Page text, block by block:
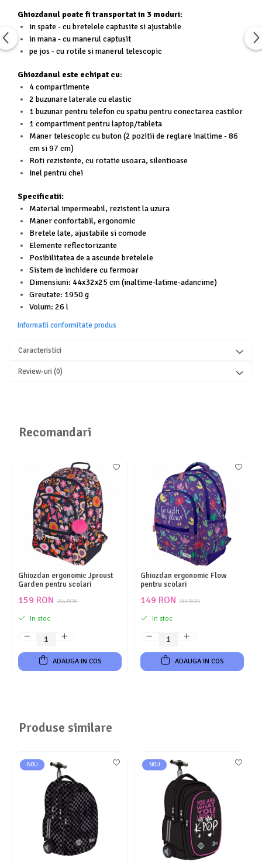
Ghiozdanul poate fi transportat in 3 moduri:
in spate - cu bretelele captusite si ajustabile
in mana - cu manerul captusit
pe jos - cu rotile si manerul telescopic
Ghiozdanul este echipat cu:
4 compartimente
2 buzunare laterale cu elastic
1 buzunar pentru telefon cu spatiu pentru conectarea castilor
1 compartiment pentru laptop/tableta
Maner telescopic cu buton (2 pozitii de reglare inaltime - 86
cm si 97 cm)
Roti rezistente, cu rotatie usoara, silentioase
Inel pentru chei
Specificatii:
Material impermeabil, rezistent la uzura
Maner confortabil, ergonomic
Bretele late, ajustabile si comode
Elemente reflectorizante
Posibilitatea de a ascunde bretelele
Sistem de inchidere cu fermoar
Dimensiuni: 44x32x25 cm (inaltime-latime-adancime)
Greutate: 1950 g
Volum: 26 l
Informatii conformitate produs
Caracteristici
Review-uri(0)
Recomandari
Ghiozdan ergonomic Jproust
Garden pentru scolari
264 RON
159 RON
In stoc
ADAUGA IN COS
Ghiozdan ergonomic Flow
pentru scolari
218 RON
149 RON
In stoc
ADAUGA IN COS
Produse similare
NOU NOU